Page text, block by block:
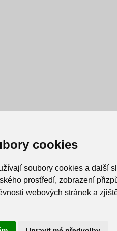
cookies
soubory cookies a další
prostředí, zobrazení
webových stránek a